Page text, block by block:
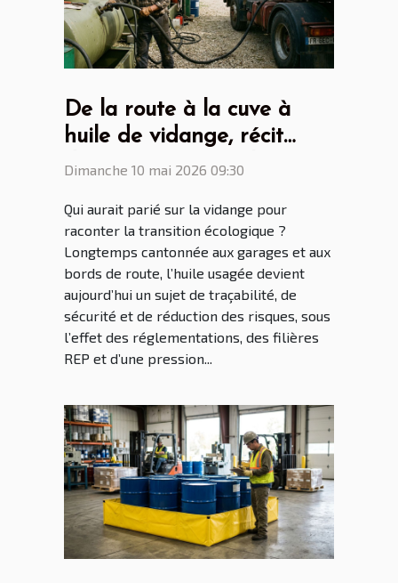
De la route à la cuve à
huile de vidange, récit
d'une mutation écologique
Dimanche 10 mai 2026 09:30
Qui aurait parié sur la vidange pour
raconter la transition écologique ?
Longtemps cantonnée aux garages et aux
bords de route, l’huile usagée devient
aujourd’hui un sujet de traçabilité, de
sécurité et de réduction des risques, sous
l’effet des réglementations, des filières
REP et d’une pression...